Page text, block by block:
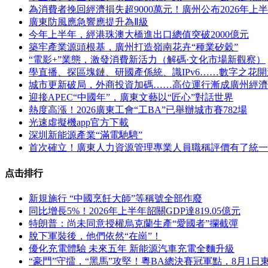
為消費者挽回經濟損失超9000萬元！廣州公布2026年上
廣東防風應急響應提升為Ⅱ級
今年上半年，經港珠澳大橋進出口總值突破2000億元
築牢產業源頭根基，廣州打造嶺南花卉“種業矽穀”
“電影+”業態，激發消費新活力（解碼·文化市場新觀察）
學直播、探區塊鏈、研國產係統、識IPv6……數字之花
城市更新破局，外商投資加碼……高位運行漸成廣州經
迎接APEC“中國年”，廣東文藝以“匠心”對話世界
熱度高漲！2026廣東工會“工BA”已舉辦城市賽782場
光速虛擬機app官方下載
深圳新能源產業“滿電馳騁”
首次確立！廣東人力資源管理專業人員職稱評價有了統
点击排行
新規施行 “中國烹飪大師”等稱號全部作廢
同比增長5%！2026年上半年韶關GDP達819.05億元
特朗普：尚未同意授權烏克蘭生產“愛國者”攔截彈
脫下軍裝後，他們依然“在崗”！
優化充電體驗 未來五年 新能源汽車充電全麵升級
“豪門”守擂，“黑馬”攻堅！粵BA總決賽冠軍點，8月1日